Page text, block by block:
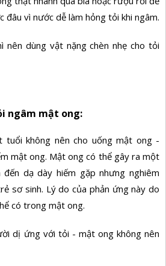
đâu vì nước dễ làm hỏng tỏi khi ngâm.
nên dùng vật nặng chèn nhẹ cho tỏi
ngâm mật ong:
không nên cho uống mật ong -
mật ong. Mật ong có thể gây ra một
dạ dày hiếm gặp nhưng nghiêm
sơ sinh. Lý do của phản ứng này do
có trong mật ong.
dị ứng với tỏi - mật ong không nên